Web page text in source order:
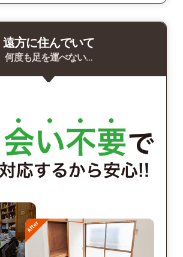
遠方に住んでいて
何度も足を運べない…